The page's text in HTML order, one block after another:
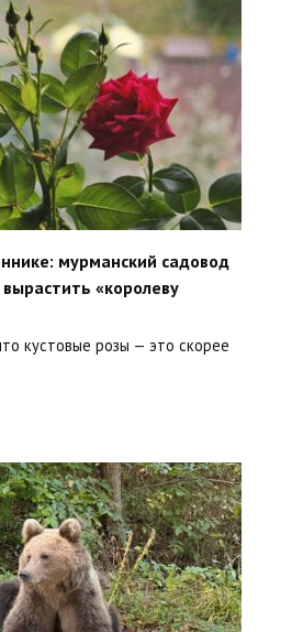
мурманский садовод
вырастить «королеву
кустовые розы — это скорее